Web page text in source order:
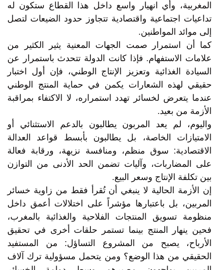
المغربية، وأي انهيار واسع داخل هذا القطاع ستكون له
تداعيات اجتماعية واقتصادية تتجاوز حدود الضيعات لتصل
إلى موائد المواطنين.
كما أن استمرار صمت الجهات المعنية يثير الكثير من
علامات الاستفهام. فإذا كانت الدولة تتحدث باستمرار عن
السيادة الغذائية وتعزيز الإنتاج الوطني، فإن أول اختبار
حقيقي لهذه الشعارات يكمن في حماية المنتج الوطني
عندما يتعرض لخسائر تهدد استمراره، لا الاكتفاء بمراقبة
الأزمة من بعيد.
واليوم، لم يعد المربون يطالبون بالدعم الاستثنائي أو
الامتيازات الخاصة، بل يطالبون بأبسط قواعد العدالة
الاقتصادية: سوق منظم، ومنافسة نزيهة، ورقابة فعالة
على المضاربات، وآليات تضمن الحد الأدنى من التوازن
بين تكلفة الإنتاج وسعر البيع.
إن الأزمة الحالية لا ينبغي أن تُقرأ فقط من زاوية خسائر
المربين، بل باعتبارها مؤشراً على اختلالات أعمق داخل
منظومة تسويق المنتجات الفلاحية والغذائية بالمغرب،
فحين ينهار المنتج بينما تستمر حلقات أخرى في تحقيق
الأرباح، يصبح من المشروع التساؤل: من المستفيد
الحقيقي من هذا الوضع؟ ومن يتحمل مسؤولية ترك آلاف